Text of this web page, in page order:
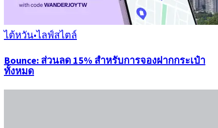
ไต้หวัน•ไลฟ์สไตล์
Bounce: ส่วนลด 15% สำหรับการจองฝากกระเป๋า
ทั้งหมด